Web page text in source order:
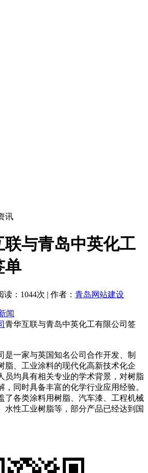
与青岛中英化工
单
：1044次 | 作者： 青岛网站建设
闻
青华互联与青岛中英化工有限公司签
是一家与英国知名公司合作开发、制
脂、工业涂料的现代化高新技术化企
员均具有相关专业的学术背景，对树脂
，同时具备丰富的化学行业应用经验。
了各类涂料用树脂、汽车漆、工程机械
水性工业树脂等，部分产品已经达到国